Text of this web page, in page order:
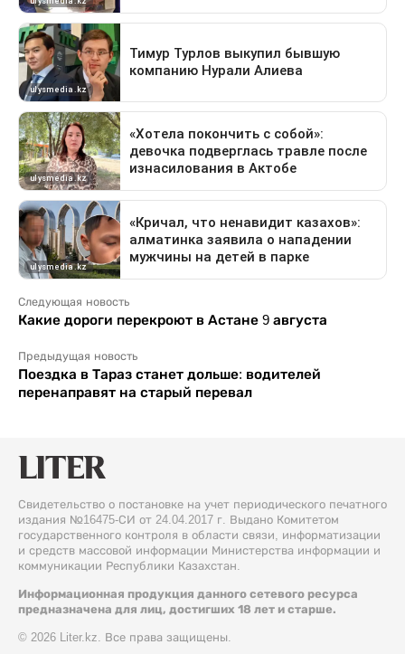
Следующая новость
Какие дороги перекроют в Астане 9 августа
Предыдущая новость
Поездка в Тараз станет дольше: водителей
перенаправят на старый перевал
Свидетельство о постановке на учет периодического печатного
издания №16475-СИ от 24.04.2017 г. Выдано Комитетом
государственного контроля в области связи, информатизации
и средств массовой информации Министерства информации и
коммуникации Республики Казахстан.
Информационная продукция данного сетевого ресурса
предназначена для лиц, достигших 18 лет и старше.
© 2026 Liter.kz. Все права защищены.